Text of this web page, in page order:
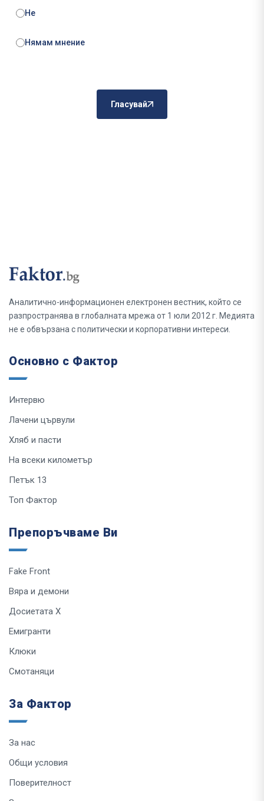
Не
Нямам мнение
Гласувай
Аналитично-информационен електронен вестник, който се
разпространява в глобалната мрежа от 1 юли 2012 г. Медията
не е обвързана с политически и корпоративни интереси.
Основно с Фактор
Интервю
Лачени цървули
Хляб и пасти
На всеки километър
Петък 13
Топ Фактор
Препоръчваме Ви
Fake Front
Вяра и демони
Досиетата Х
Емигранти
Клюки
Смотаняци
За Фактор
За нас
Общи условия
Поверителност